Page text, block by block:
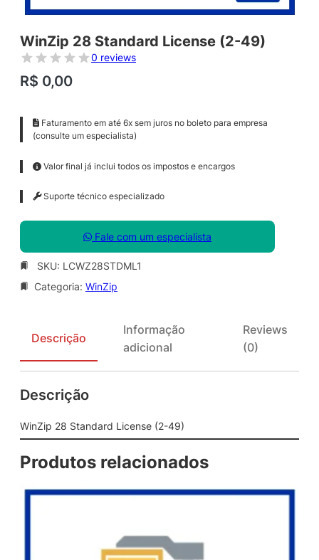
WinZip 28 Standard License (2-49)
0 reviews
R$ 0,00
Faturamento em até 6x sem juros no boleto para empresa
(consulte um especialista)
Valor final já inclui todos os impostos e encargos
Suporte técnico especializado
Fale com um especialista
SKU: LCWZ28STDML1
Categoria: WinZip
Descrição
Informação
adicional
Reviews
(0)
Descrição
WinZip 28 Standard License (2-49)
Produtos relacionados